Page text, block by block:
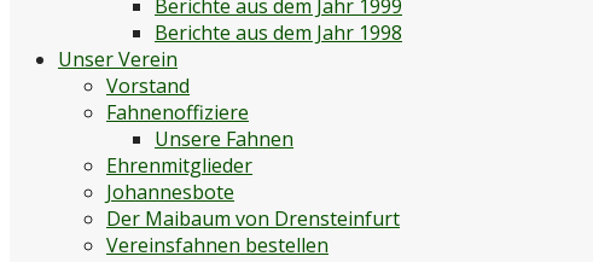
Berichte aus dem Jahr 1999
Berichte aus dem Jahr 1998
Unser Verein
Vorstand
Fahnenoffiziere
Unsere Fahnen
Ehrenmitglieder
Johannesbote
Der Maibaum von Drensteinfurt
Vereinsfahnen bestellen